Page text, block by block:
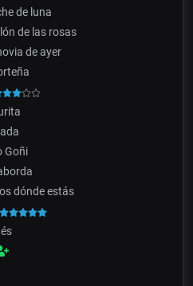
de luna
de las rosas
de ayer
Goñi
dónde estás